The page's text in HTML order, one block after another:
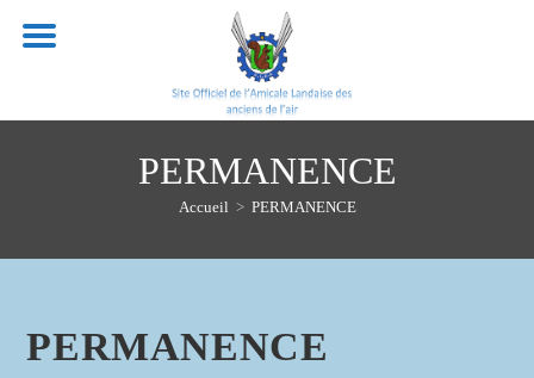
PERMANENCE
Accueil > PERMANENCE
PERMANENCE